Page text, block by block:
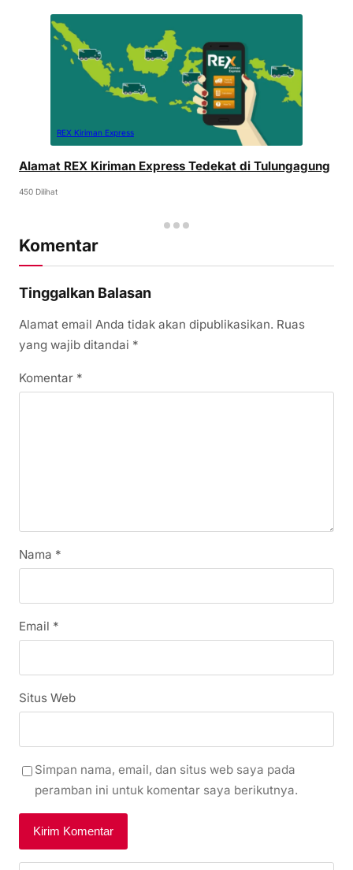
REX Kiriman Express
Alamat REX Kiriman Express Tedekat di Tulungagung
450 Dilihat
Komentar
Tinggalkan Balasan
Alamat email Anda tidak akan dipublikasikan. Ruas
yang wajib ditandai *
Komentar *
Nama *
Email *
Situs Web
Simpan nama, email, dan situs web saya pada
peramban ini untuk komentar saya berikutnya.